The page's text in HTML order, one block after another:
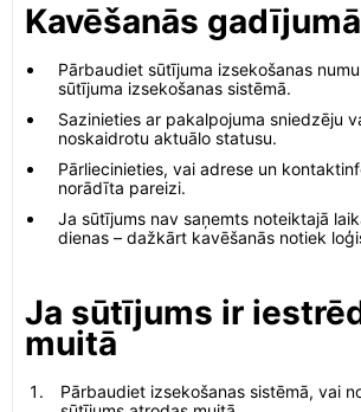
Kavēšanās gadījumā
Pārbaudiet sūtījuma izsekošanas
sūtījuma izsekošanas sistēmā.
Sazinieties ar pakalpojuma sniedzēju
noskaidrotu aktuālo statusu.
Pārliecinieties, vai adrese un
norādīta pareizi.
Ja sūtījums nav saņemts noteiktajā
dienas – dažkārt kavēšanās notiek
Ja sūtījums ir
muitā
Pārbaudiet izsekošanas sistēmā, vai